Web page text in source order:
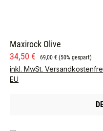
Maxirock Olive
Verkaufspreis:
34,50 € Regulärer Preis:
69,00 € (50% gespart)
inkl. MwSt.
EU